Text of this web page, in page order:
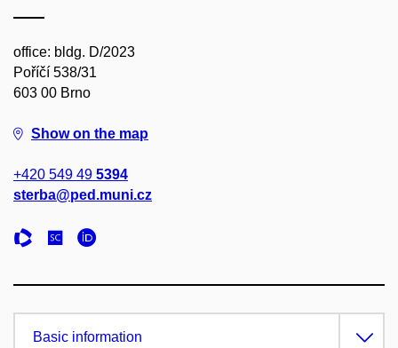
office: bldg. D/2023
Poříčí 538/31
603 00 Brno
Show on the map
+420 549 49 5394
sterba@ped.muni.cz
Basic information